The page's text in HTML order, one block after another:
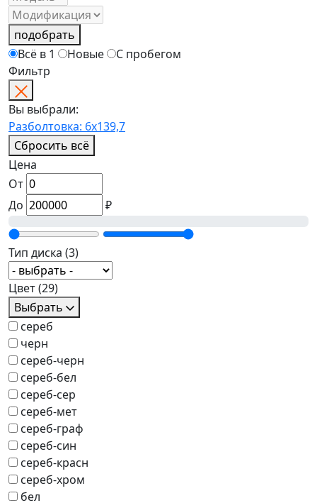
подобрать
Всё в 1
Новые
С пробегом
Фильтр
Вы выбрали:
Разболтовка: 6x139,7
Сбросить всё
Цена
От
До
₽
Тип диска (3)
Цвет(29)
Выбрать
сереб
черн
сереб-черн
сереб-бел
сереб-сер
сереб-мет
сереб-граф
сереб-син
сереб-красн
сереб-хром
бел